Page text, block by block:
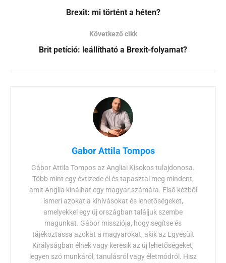
Brexit: mi történt a héten?
Következő cikk
Brit petíció: leállítható a Brexit-folyamat?
Gabor Attila Tompos
Gábor Attila Tompos az Angliai Kisokos tulajdonosa.
Több mint egy évtizede él és tapasztal meg mindent,
amit Anglia kínálhat egy magyar számára. Első kézből
ismeri azokat a kihívásokat és lehetőségeket,
amelyekkel egy új országban találjuk szembe
magunkat. Gábor missziója, hogy segítse és
tájékoztassa azokat a magyarokat, akik az Egyesült
Királyságban élnek vagy keresik az új lehetőségeket,
legyen szó munkáról, tanulásról vagy életmódról. Hisz